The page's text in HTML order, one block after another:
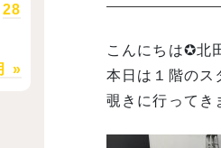
こんにちは✪北
本日は１階のス
覗きに行ってき
»
28